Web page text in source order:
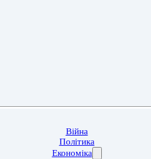
Війна
Політика
Економіка